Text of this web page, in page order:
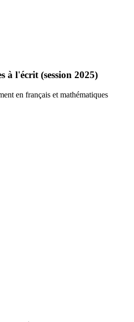
à l'écrit (session 2025)
en français et mathématiques